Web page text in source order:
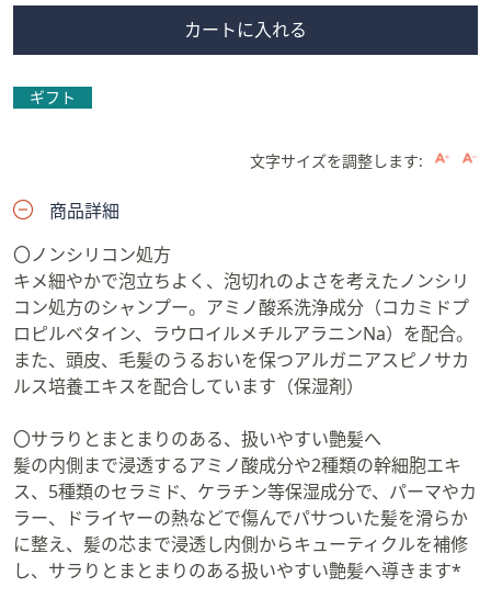
カートに入れる
ギフト
文字サイズを調整します:
商品詳細
〇ノンシリコン処方
キメ細やかで泡立ちよく、泡切れのよさを考えたノンシリ
コン処方のシャンプー。アミノ酸系洗浄成分（コカミドプ
ロピルベタイン、ラウロイルメチルアラニンNa）を配合。
また、頭皮、毛髪のうるおいを保つアルガニアスピノサカ
ルス培養エキスを配合しています（保湿剤）
〇サラりとまとまりのある、扱いやすい艶髪へ
髪の内側まで浸透するアミノ酸成分や2種類の幹細胞エキ
ス、5種類のセラミド、ケラチン等保湿成分で、パーマやカ
ラー、ドライヤーの熱などで傷んでパサついた髪を滑らか
に整え、髪の芯まで浸透し内側からキューティクルを補修
し、サラりとまとまりのある扱いやすい艶髪へ導きます*